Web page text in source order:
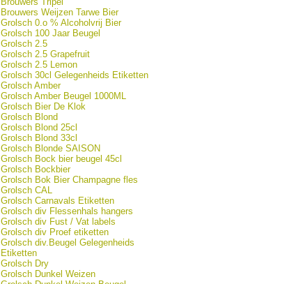
Brouwers Weijzen Tarwe Bier
Grolsch 0.o % Alcoholvrij Bier
Grolsch 100 Jaar Beugel
Grolsch 2.5
Grolsch 2.5 Grapefruit
Grolsch 2.5 Lemon
Grolsch 30cl Gelegenheids Etiketten
Grolsch Amber
Grolsch Amber Beugel 1000ML
Grolsch Bier De Klok
Grolsch Blond
Grolsch Blond 25cl
Grolsch Blond 33cl
Grolsch Blonde SAISON
Grolsch Bock bier beugel 45cl
Grolsch Bockbier
Grolsch Bok Bier Champagne fles
Grolsch CAL
Grolsch Carnavals Etiketten
Grolsch div Flessenhals hangers
Grolsch div Fust / Vat labels
Grolsch div Proef etiketten
Grolsch div.Beugel Gelegenheids
Etiketten
Grolsch Dry
Grolsch Dunkel Weizen